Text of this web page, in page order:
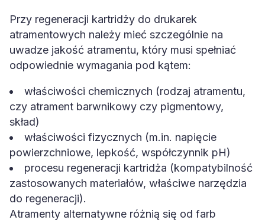
Przy regeneracji kartridży do drukarek
atramentowych należy mieć szczególnie na
uwadze jakość atramentu, który musi spełniać
odpowiednie wymagania pod kątem:
właściwości chemicznych (rodzaj atramentu,
czy atrament barwnikowy czy pigmentowy,
skład)
właściwości fizycznych (m.in. napięcie
powierzchniowe, lepkość, współczynnik pH)
procesu regeneracji kartridża (kompatybilność
zastosowanych materiałów, właściwe narzędzia
do regeneracji).
Atramenty alternatywne różnią się od farb